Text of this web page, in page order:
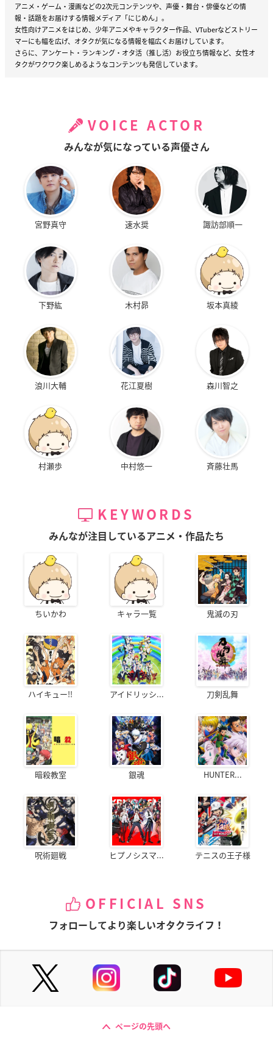
アニメ・ゲーム・漫画などの2次元コンテンツや、声優・舞台・俳優などの情
報・話題をお届けする情報メディア「にじめん」。
女性向けアニメをはじめ、少年アニメやキャラクター作品、VTuberなどストリー
マーにも幅を広げ、オタクが気になる情報を幅広くお届けしています。
さらに、アンケート・ランキング・オタ活（推し活）お役立ち情報など、女性オ
タクがワクワク楽しめるようなコンテンツも発信しています。
VOICE ACTOR
みんなが気になっている声優さん
宮野真守 速水奨 諏訪部順一
下野紘 木村昴 坂本真綾
浪川大輔 花江夏樹 森川智之
村瀬歩 中村悠一 斉藤壮馬
KEYWORDS
みんなが注目しているアニメ・作品たち
ちいかわ キャラ一覧 鬼滅の刃
ハイキュー!! アイドリッシ... 刀剣乱舞
暗殺教室 銀魂 HUNTER...
呪術廻戦 ヒプノシスマ... テニスの王子様
OFFICIAL SNS
フォローしてより楽しいオタクライフ！
ページの先頭へ